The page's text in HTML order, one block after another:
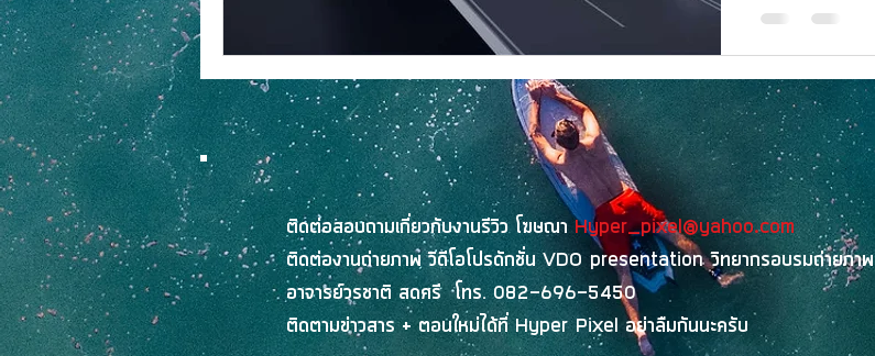
ติดต่อสอบถามเกี่ยวกับงานรีวิว โฆษณาHyper_pixel@yahoo.com
ติดต่องานถ่ายภาพ วิดีโอโปรดักชั่นVDO presentationวิทยากรอบรมถ่ายภาพ
อาจารย์วรชาติ สดศรี โทร.082-696-5450
ติดตามข่าวสาร + ตอนใหม่ได้ที่Hyper Pixel อย่าลืมกันนะครับ